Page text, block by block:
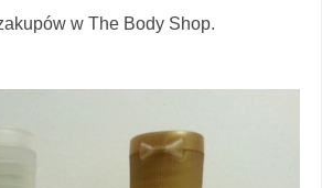
w The Body Shop.